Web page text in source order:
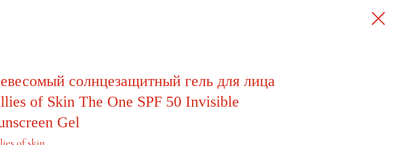
солнцезащитный гель для лица
of Skin The One SPF 50 Invisible
Gel